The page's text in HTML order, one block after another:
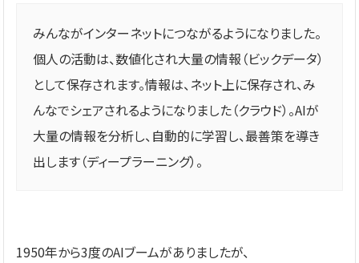
みんながインターネットにつながるようになりました。
個人の活動は、数値化され大量の情報（ビックデータ）
として保存されます。情報は、ネット上に保存され、み
んなでシェアされるようになりました（クラウド）。AIが
大量の情報を分析し、自動的に学習し、最善策を導き
出します（ディープラーニング）。
1950年から3度のAIブームがありましたが、